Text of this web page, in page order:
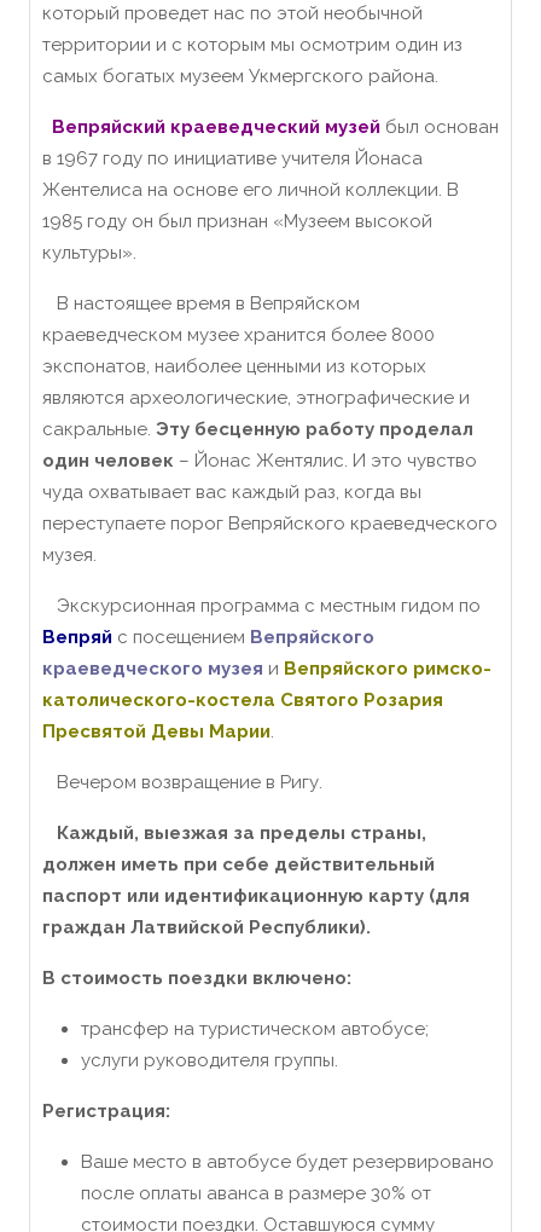
который проведет нас по этой необычной
территории и с которым мы осмотрим один из
самых богатых музеем Укмергского района.
Вепряйский краеведческий музей был основан
в 1967 году по инициативе учителя Йонаса
Жентелиса на основе его личной коллекции. В
1985 году он был признан «Музеем высокой
культуры».
В настоящее время в Вепряйском
краеведческом музее хранится более 8000
экспонатов, наиболее ценными из которых
являются археологические, этнографические и
сакральные. Эту бесценную работу проделал
один человек – Йонас Жентялис. И это чувство
чуда охватывает вас каждый раз, когда вы
переступаете порог Вепряйского краеведческого
музея.
Экскурсионная программа с местным гидом по
Вепряй с посещением Вепряйского
краеведческого музея и Вепряйского римско-
католического-костела Святого Розария
Пресвятой Девы Марии.
Вечером возвращение в Ригу.
Каждый, выезжая за пределы страны,
должен иметь при себе действительный
паспорт или идентификационную карту (для
граждан Латвийской Республики).
В стоимость поездки включено:
трансфер на туристическом автобусе;
услуги руководителя группы.
Регистрация:
Ваше место в автобусе будет резервировано
после оплаты аванса в размере 30% от
стоимости поездки. Оставшуюся сумму